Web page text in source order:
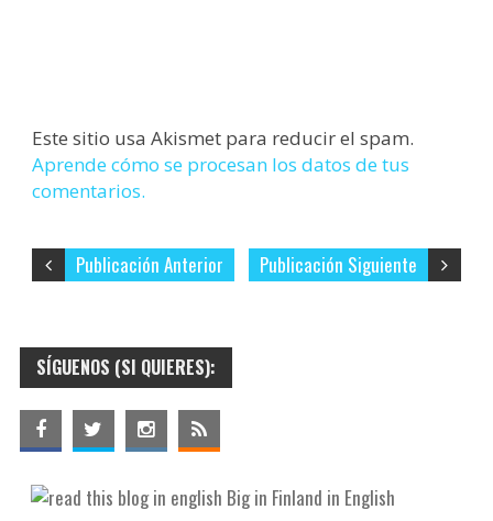
Este sitio usa Akismet para reducir el spam.
Aprende cómo se procesan los datos de tus
comentarios.
Publicación Siguiente
Publicación Anterior
SÍGUENOS (SI QUIERES):
Big in Finland in English